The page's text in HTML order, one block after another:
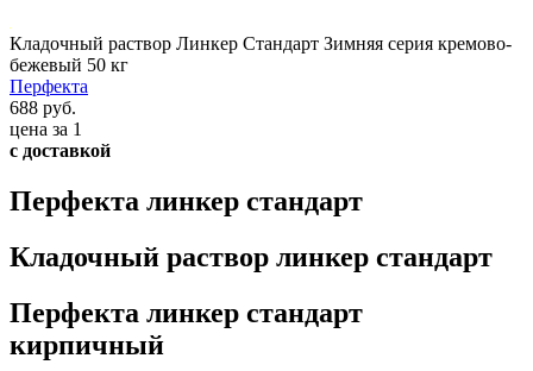
Кладочный раствор Линкер Стандарт Зимняя серия кремово-
бежевый 50 кг
Перфекта
688 руб.
цена за 1
с доставкой
Перфекта линкер стандарт
Кладочный раствор линкер стандарт
Перфекта линкер стандарт
кирпичный